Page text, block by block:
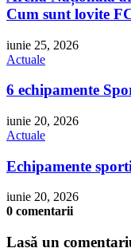
Cum sunt lovite
iunie 25, 2026
Actuale
6 echipamente
iunie 20, 2026
Actuale
Echipamente
iunie 20, 2026
0 comentarii
Lasă un